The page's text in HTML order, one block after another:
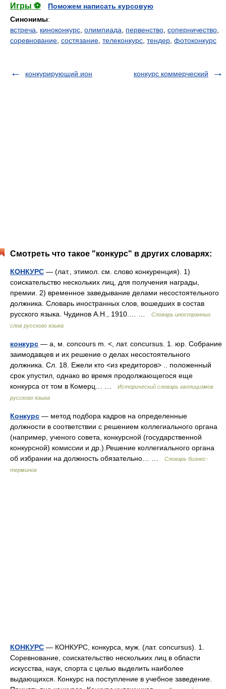
Игры ⚽
Поможем написать курсовую
Синонимы:
встреча
киноконкурс олимпиада первенство соперничество
соревнование состязание телеконкурс тендер фотоконкурс
конкурирующий ион конкурс коммерческий
Смотреть что такое "конкурс" в других словарях:
КОНКУРС — (лат., этимол. см. слово конкуренция). 1)
соискательство нескольких лиц, для получения награды,
премии. 2) временное заведывание делами несостоятельного
должника. Словарь иностранных слов, вошедших в состав
русского языка. Чудинов А.Н., 1910.… …
Словарь иностранных
слов русского языка
конкурс — а, м. concours m. <, лат. concursus. 1. юр. Собрание
заимодавцев и их решение о делах несостоятельного
должника. Сл. 18. Ежели кто <из кредиторов> .. положенный
срок упустил, однако во время продолжающегося еще
конкурса от том в Комерц… …
Исторический словарь галлицизмов
русского языка
Конкурс — метод подбора кадров на определенные
должности в соответствии с решением коллегиального органа
(например, ученого совета, конкурсной (государственной
конкурсной) комиссии и др.).Решение коллегиального органа
об избрании на должность обязательно… …
Словарь бизнес-
терминов
КОНКУРС — КОНКУРС, конкурса, муж. (лат. concursus). 1.
Соревнование, соискательство нескольких лиц в области
искусства, наук, спорта с целью выделить наиболее
выдающихся. Конкурс на поступление в учебное заведение.